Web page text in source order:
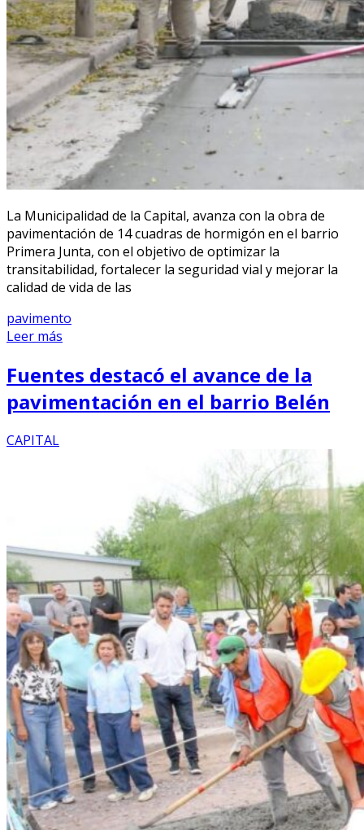
La Municipalidad de la Capital, avanza con la obra de
pavimentación de 14 cuadras de hormigón en el barrio
Primera Junta, con el objetivo de optimizar la
transitabilidad, fortalecer la seguridad vial y mejorar la
calidad de vida de las
pavimento
Leer más
Fuentes destacó el avance de la
pavimentación en el barrio Belén
CAPITAL